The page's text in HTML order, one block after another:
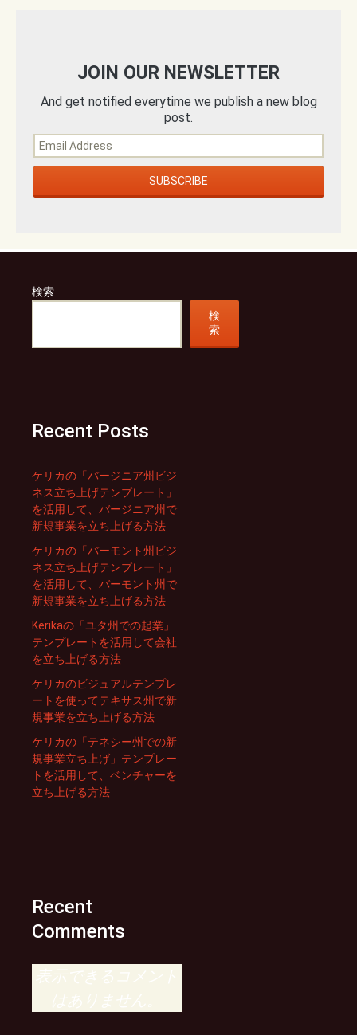
JOIN OUR NEWSLETTER
And get notified everytime we publish a new blog
post.
検索
検
索
Recent Posts
ケリカの「バージニア州ビジ
ネス立ち上げテンプレート」
を活用して、バージニア州で
新規事業を立ち上げる方法
ケリカの「バーモント州ビジ
ネス立ち上げテンプレート」
を活用して、バーモント州で
新規事業を立ち上げる方法
Kerikaの「ユタ州での起業」
テンプレートを活用して会社
を立ち上げる方法
ケリカのビジュアルテンプレ
ートを使ってテキサス州で新
規事業を立ち上げる方法
ケリカの「テネシー州での新
規事業立ち上げ」テンプレー
トを活用して、ベンチャーを
立ち上げる方法
Recent
Comments
表示できるコメント
はありません。